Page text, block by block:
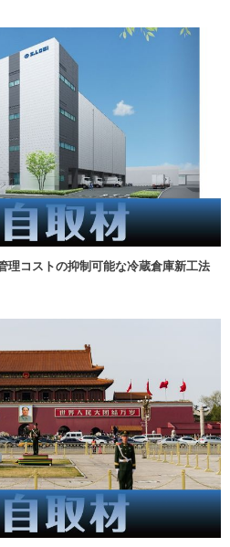
理コストの抑制可能な冷蔵倉庫新工法